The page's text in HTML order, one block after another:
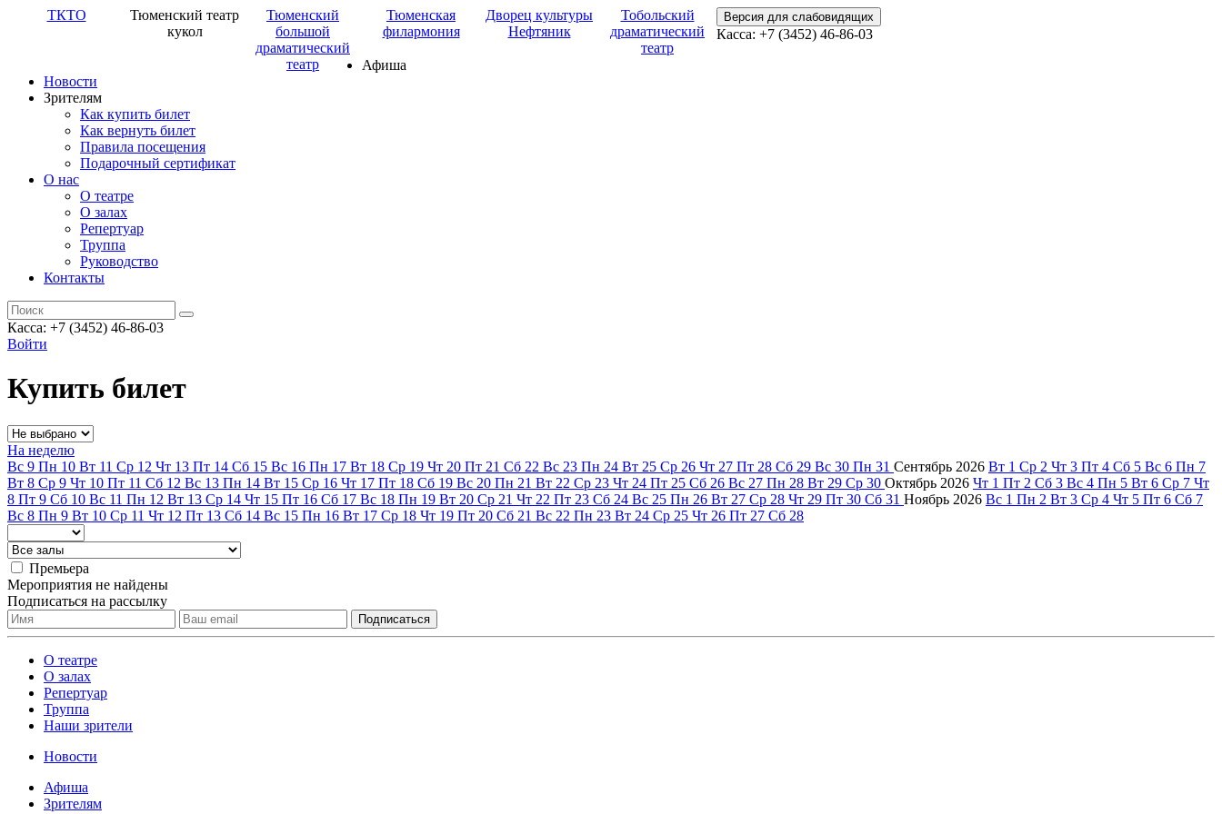
ТКТО
Тюменский театр
кукол
Тюменский
большой
драматический
театр
Тюменская
филармония
Дворец культуры
Нефтяник
Тобольский
драматический
театр
Версия для слабовидящих
Касса: +7 (3452) 46-86-03
Афиша
Новости
Зрителям
Как купить билет
Как вернуть билет
Правила посещения
Подарочный сертификат
О нас
О театре
О залах
Репертуар
Труппа
Руководство
Контакты
Касса: +7 (3452) 46-86-03
Войти
Купить билет
На неделю
Вс 9 Пн 10 Вт 11 Ср 12 Чт 13 Пт 14 Сб 15 Вс 16 Пн 17 Вт 18 Ср 19 Чт 20 Пт 21 Сб 22 Вс 23 Пн 24 Вт 25 Ср 26 Чт 27 Пт 28 Сб 29 Вс 30 Пн 31 Сентябрь 2026 Вт 1 Ср 2 Чт 3 Пт 4 Сб 5 Вс 6 Пн 7
Вт 8 Ср 9 Чт 10 Пт 11 Сб 12 Вс 13 Пн 14 Вт 15 Ср 16 Чт 17 Пт 18 Сб 19 Вс 20 Пн 21 Вт 22 Ср 23 Чт 24 Пт 25 Сб 26 Вс 27 Пн 28 Вт 29 Ср 30 Октябрь 2026 Чт 1 Пт 2 Сб 3 Вс 4 Пн 5 Вт 6 Ср 7 Чт
8 Пт 9 Сб 10 Вс 11 Пн 12 Вт 13 Ср 14 Чт 15 Пт 16 Сб 17 Вс 18 Пн 19 Вт 20 Ср 21 Чт 22 Пт 23 Сб 24 Вс 25 Пн 26 Вт 27 Ср 28 Чт 29 Пт 30 Сб 31 Ноябрь 2026 Вс 1 Пн 2 Вт 3 Ср 4 Чт 5 Пт 6 Сб 7
Вс 8 Пн 9 Вт 10 Ср 11 Чт 12 Пт 13 Сб 14 Вс 15 Пн 16 Вт 17 Ср 18 Чт 19 Пт 20 Сб 21 Вс 22 Пн 23 Вт 24 Ср 25 Чт 26 Пт 27 Сб 28
Премьера
Мероприятия не найдены
Подписаться на рассылку
О театре
О залах
Репертуар
Труппа
Наши зрители
Новости
Афиша
Зрителям